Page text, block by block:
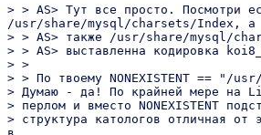
> > AS> Тут все просто. Посмотри
/usr/share/mysql/charsets/Index, а
> > AS> также /usr/share/mysql/
> > AS> выставленна кодировка
> >
> > По твоему NONEXISTENT == "/
> Думаю - да! По крайней мере на
> перлом и вместо NONEXISTENT
> структура катологов отличная